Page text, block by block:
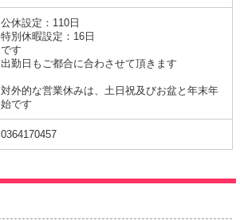
公休設定：110日
特別休暇設定：16日
です
出勤日もご都合に合わさせて頂きます
対外的な営業休みは、土日祝及びお盆と年末年
始です
0364170457